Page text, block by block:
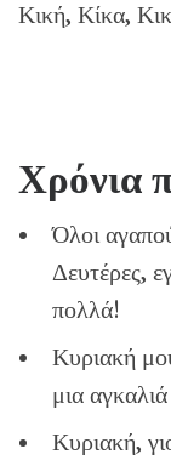
Κική, Κίκα,
Χρόνια
Όλοι
Δευτέρες,
πολλά!
Κυριακή
μια
Κυριακή,